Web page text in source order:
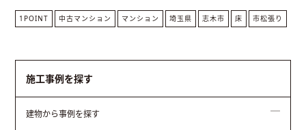
1POINT 中古マンション マンション 埼玉県 志木市 床 市松張り
施工事例を探す
建物から事例を探す